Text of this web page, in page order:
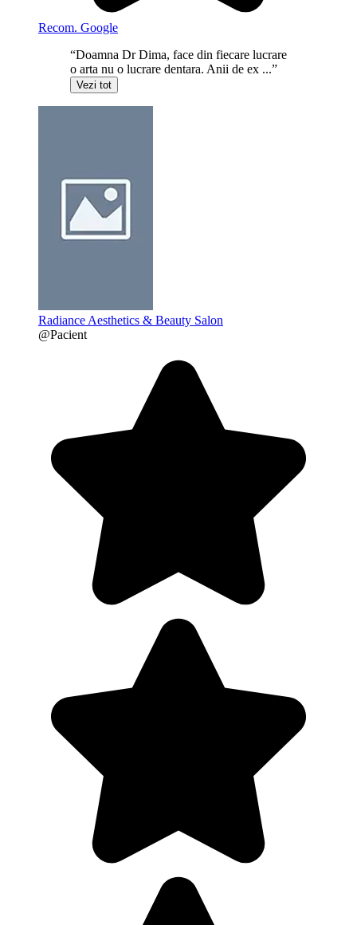
Recom. Google
“Doamna Dr Dima, face din fiecare lucrare
o arta nu o lucrare dentara. Anii de ex ...”
Vezi tot
Radiance Aesthetics & Beauty Salon
@Pacient